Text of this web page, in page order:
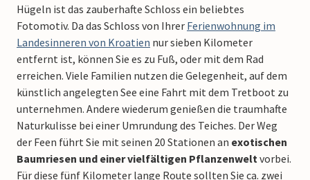
Hügeln ist das zauberhafte Schloss ein beliebtes
Fotomotiv. Da das Schloss von Ihrer Ferienwohnung im
Landesinneren von Kroatien nur sieben Kilometer
entfernt ist, können Sie es zu Fuß, oder mit dem Rad
erreichen. Viele Familien nutzen die Gelegenheit, auf dem
künstlich angelegten See eine Fahrt mit dem Tretboot zu
unternehmen. Andere wiederum genießen die traumhafte
Naturkulisse bei einer Umrundung des Teiches. Der Weg
der Feen führt Sie mit seinen 20 Stationen an exotischen
Baumriesen und einer vielfältigen Pflanzenwelt vorbei.
Für diese fünf Kilometer lange Route sollten Sie ca. zwei